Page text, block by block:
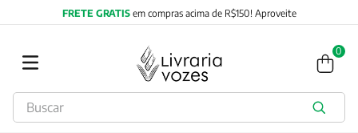
FRETE GRATISem compras acima de R$150! Aproveite
0
Buscar
TERMOS MAIS BUSCADOS